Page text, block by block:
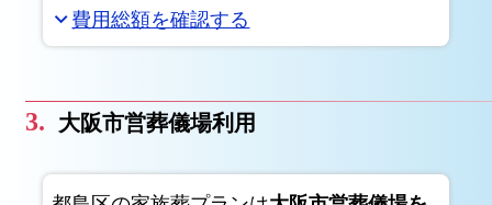
プ
ラ
生
祭
expand_more費用総額を確認する
大阪市営葬儀場利用